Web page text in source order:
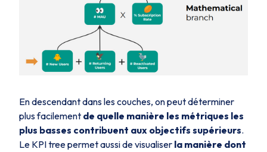
En descendant dans les couches, on peut déterminer
plus facilement de quelle manière les métriques les
plus basses contribuent aux objectifs supérieurs.
Le KPI tree permet aussi de visualiser la manière dont